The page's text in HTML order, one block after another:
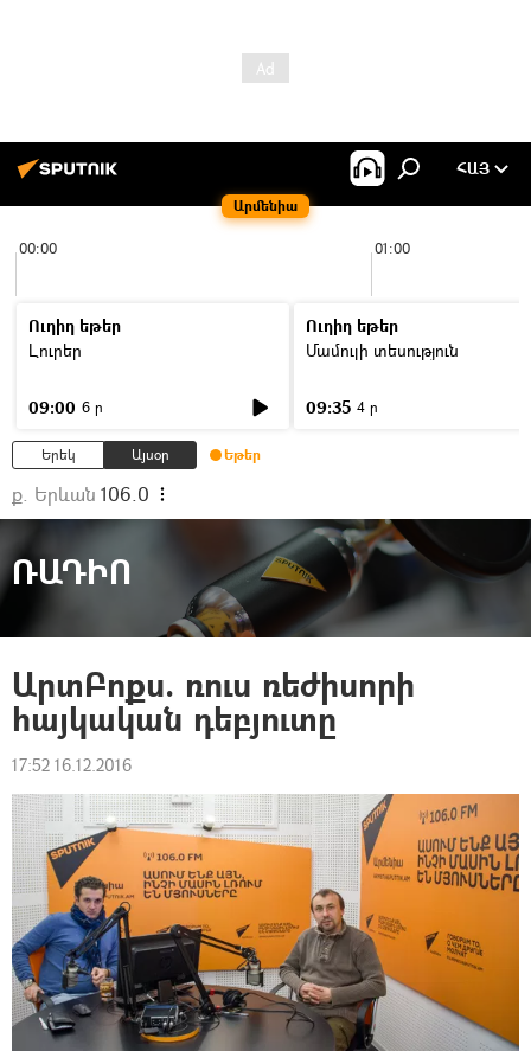
Արմենիա
ՀԱՅ
00:00 01:00
Ուղիղ եթեր
Լուրեր
09:00 6 ր
Ուղիղ եթեր
Մամուլի տեսություն
09:35 4 ր
Երեկ Այսօր Եթեր
ք. Երևան 106.0
ՌԱԴԻՈ
ԱրտԲոքս. ռուս ռեժիսորի
հայկական դեբյուտը
17:52 16.12.2016